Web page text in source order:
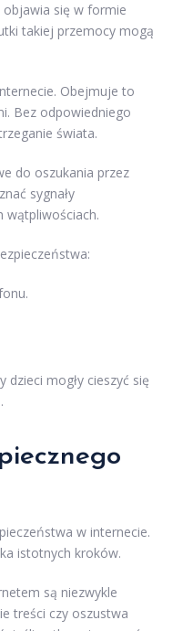
objawia się w formie
takiej przemocy mogą
Obejmuje to
Bez odpowiedniego
świata.
do oszukania przez
sygnały
wątpliwościach.
mogły cieszyć się
w internecie.
istotnych kroków.
są niezwykle
treści czy oszustwa